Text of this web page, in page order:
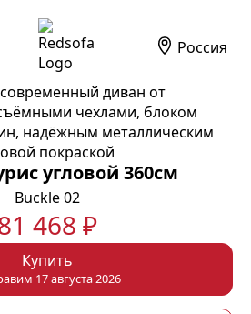
Россия
угловой 360см
Buckle 02
468 ₽
Купить
17 августа 2026